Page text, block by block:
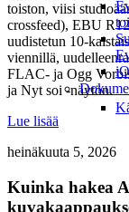
toiston, viisi
crossfeed), EBU
uudistetun 10-
viennillä,
FLAC- ja Ogg
ja Nyt soi -näytön.
Lue lisää
heinäkuuta 5, 2026
Kuinka hakea